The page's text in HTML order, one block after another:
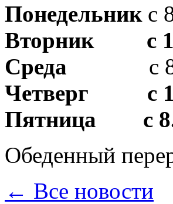
Понедельникс
Вторник с
Среда
с
Четверг с
Пятница с
Обеденный
← Все новости